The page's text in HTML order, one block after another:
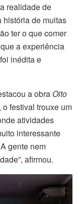
realidade de
história de muitas
ter o que comer
a experiência
inédita e
a obra Oito
festival trouxe um
atividades
interessante
gente nem
afirmou.